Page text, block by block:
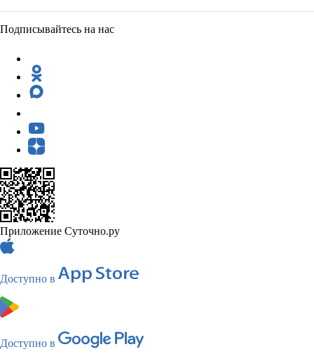
Подписывайтесь на нас
Приложение Суточно.ру
Доступно в
Доступно в